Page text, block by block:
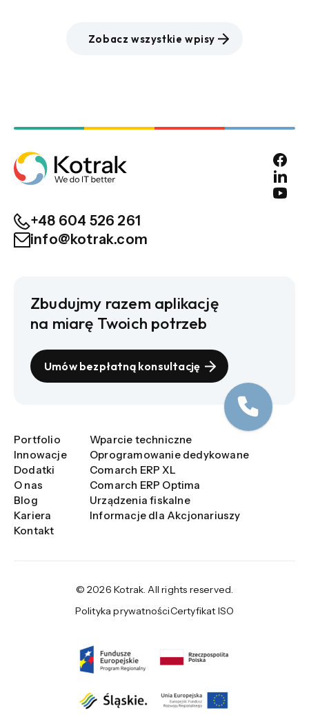
Zobacz wszystkie wpisy
+48 604 526 261
info@kotrak.com
Portfolio
Innowacje
Dodatki
O nas
Blog
Kariera
Kontakt
Wparcie techniczne
Oprogramowanie dedykowane
Comarch ERP XL
Comarch ERP Optima
Urządzenia fiskalne
Informacje dla Akcjonariuszy
Zbudujmy razem aplikację
na miarę Twoich potrzeb
Umów bezpłatną konsultację
© 2026 Kotrak. All rights reserved.
Polityka prywatnościCertyfikat ISO